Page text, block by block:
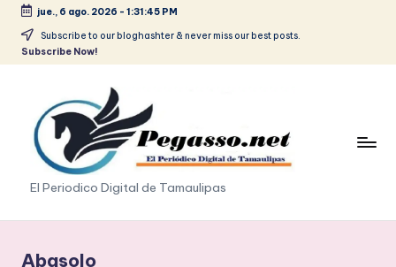
Saltar
jue., 6 ago. 2026 - 1:31:45 PM
Subscribe to our bloghashter & never miss our best posts.
Subscribe Now!
p
e
g
El Periodico Digital de Tamaulipas
Abasolo